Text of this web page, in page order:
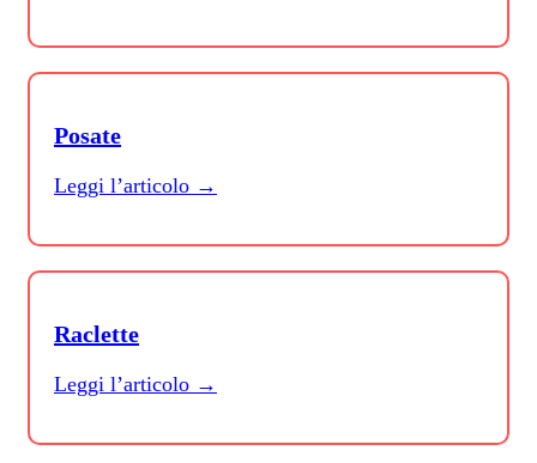
Posate
Leggi l’articolo →
Raclette
Leggi l’articolo →